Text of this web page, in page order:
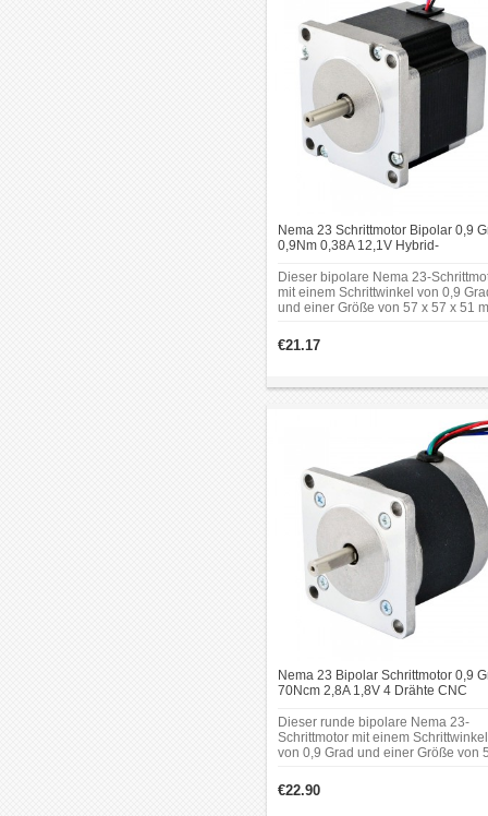
Nema 23 Schrittmotor Bipolar 0,9
0,9Nm 0,38A 12,1V Hybrid-
Dieser bipolare Nema 23-
mit einem Schrittwinkel von 0,9
und einer Größe von 57 x 57 x 51
A bei 12,1 V, mit einem
von 0,9 Nm (127,5 oz.in).
€21.17
Nema 23 Bipolar Schrittmotor 0,9
70Ncm 2,8A 1,8V 4 Drähte CNC
Dieser runde bipolare Nema 23-
Schrittmotor mit einem Schrittwinkel
von 0,9 Grad und einer Größe von
zieht 2,8 A, mit einem Haltemoment
von 0,7 Nm (99,13 oz.in).
€22.90